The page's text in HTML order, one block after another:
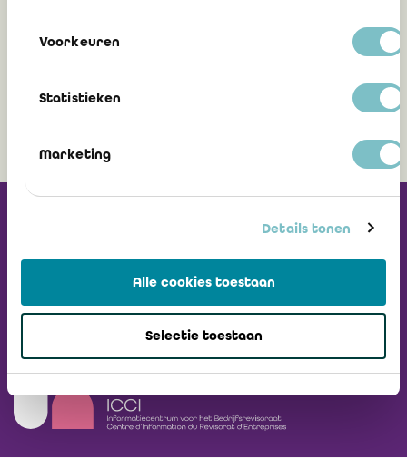
Voorkeuren
Statistieken
Marketing
Details tonen
Alle cookies toestaan
Selectie toestaan
6 november 2013
Nieuwsbrief
Ga naar ICCI website